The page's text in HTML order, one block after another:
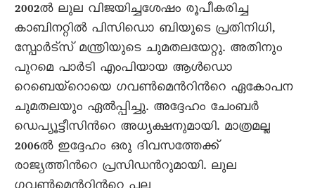
2002ല്‍ ലുല വിജയിച്ചശേഷം രൂപീകരിച്ച
കാബിനറ്റില്‍ പിസിഡൊ ബിയുടെ പ്രതിനിധി,
സ്പോര്‍ട്സ് മന്ത്രിയുടെ ചുമതലയേറ്റു. അതിനും
പുറമെ പാര്‍ടി എംപിയായ ആള്‍ഡൊ
റെബെയ്റൊയെ ഗവണ്‍മെന്‍റിന്‍റെ ഏകോപന
ചുമതലയും ഏല്‍പ്പിച്ചു. അദ്ദേഹം ചേംബര്‍
ഡെപ്യൂട്ടീസിന്‍റെ അധ്യക്ഷനുമായി. മാത്രമല്ല
2006ല്‍ ഇദ്ദേഹം ഒരു ദിവസത്തേക്ക്
രാജ്യത്തിന്‍റെ പ്രസിഡന്‍റുമായി. ലുല